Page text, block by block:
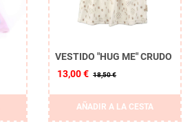
VESTIDO "HUG ME" CRUDO
13,00 € 18,50 €
AÑADIR A LA CESTA